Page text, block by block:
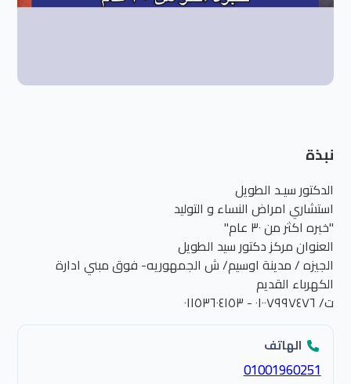
نبذة
الدكتور سيـد الطويل
استشاري امراض النساء و التوليد
"خبره اكثر من ٣٠ عام"
العنوان مركز دكتور سيد الطويل
الجيزه / مدينة اوسيم/ ش الجمهوريه- فوق مبني ادارة
الكهرباء القديم
ت/ ٠١٠٠٧٩٩٧٤٧٦ - ٠١١٥٣٦٠٤١٥٣
الهاتف
01001960251